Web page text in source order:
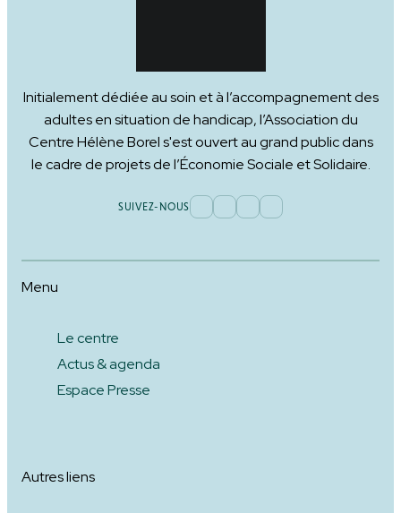
Initialement dédiée au soin et à l’accompagnement des
adultes en situation de handicap, l’Association du
Centre Hélène Borel s'est ouvert au grand public dans
le cadre de projets de l’Économie Sociale et Solidaire.
SUIVEZ-NOUS
Menu
Le centre
Actus & agenda
Espace Presse
Autres liens